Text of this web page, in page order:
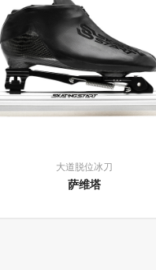
大道脱位冰刀
萨维塔